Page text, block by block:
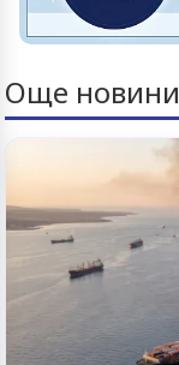
Още новини